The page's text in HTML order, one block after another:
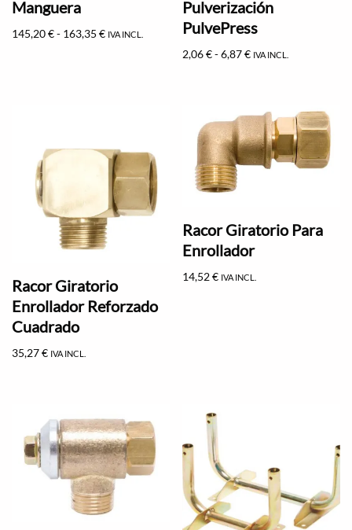
Manguera
145,20€- 163,35 € IVA INCL.
Pulverización
PulvePress
2,06€-6,87€ IVA INCL.
Racor Giratorio
Enrollador Reforzado
Cuadrado
35,27€ IVA INCL.
Racor Giratorio Para
Enrollador
14,52€ IVA INCL.